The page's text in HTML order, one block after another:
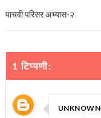
पाचवी परिसर अभ्यास-२
1 टिप्पणी:
UNKNOWN